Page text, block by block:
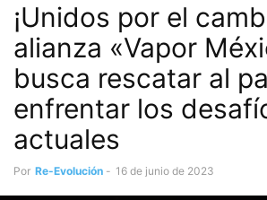
¡Unidos por el
alianza «Vapor
busca rescatar al
enfrentar los
actuales
Por Re-Evolución - 16 de junio de 2023